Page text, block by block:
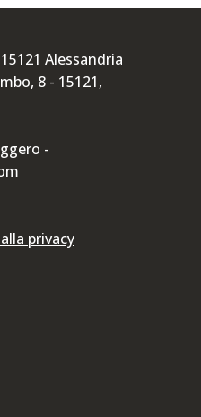
Alessandria
8 - 15121,
-
privacy